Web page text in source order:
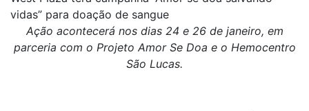
vidas” para doação de sangue
Ação acontecerá nos dias 24 e 26 de janeiro, em
parceria com o Projeto Amor Se Doa e o Hemocentro
São Lucas.